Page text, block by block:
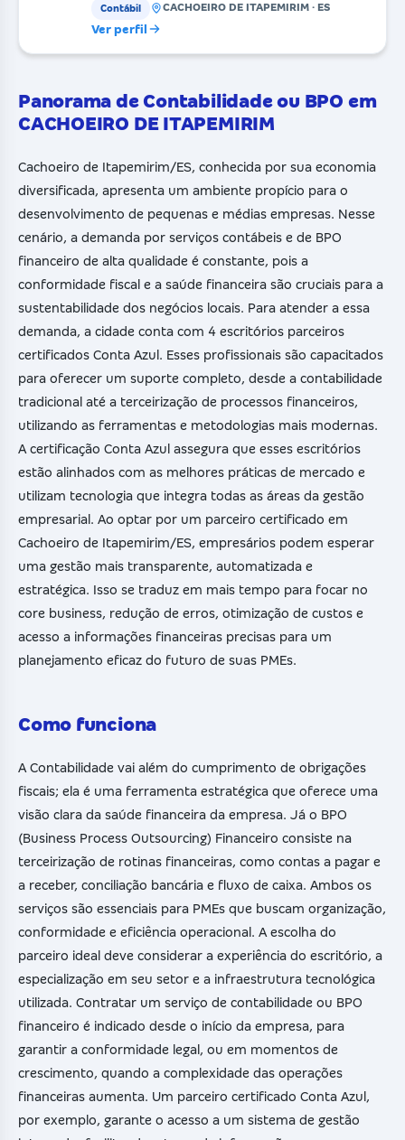
Contábil CACHOEIRO DE ITAPEMIRIM · ES
Ver perfil
Panorama de Contabilidade ou BPO em
CACHOEIRO DE ITAPEMIRIM
Cachoeiro de Itapemirim/ES, conhecida por sua economia
diversificada, apresenta um ambiente propício para o
desenvolvimento de pequenas e médias empresas. Nesse
cenário, a demanda por serviços contábeis e de BPO
financeiro de alta qualidade é constante, pois a
conformidade fiscal e a saúde financeira são cruciais para a
sustentabilidade dos negócios locais. Para atender a essa
demanda, a cidade conta com 4 escritórios parceiros
certificados Conta Azul. Esses profissionais são capacitados
para oferecer um suporte completo, desde a contabilidade
tradicional até a terceirização de processos financeiros,
utilizando as ferramentas e metodologias mais modernas.
A certificação Conta Azul assegura que esses escritórios
estão alinhados com as melhores práticas de mercado e
utilizam tecnologia que integra todas as áreas da gestão
empresarial. Ao optar por um parceiro certificado em
Cachoeiro de Itapemirim/ES, empresários podem esperar
uma gestão mais transparente, automatizada e
estratégica. Isso se traduz em mais tempo para focar no
core business, redução de erros, otimização de custos e
acesso a informações financeiras precisas para um
planejamento eficaz do futuro de suas PMEs.
Como funciona
A Contabilidade vai além do cumprimento de obrigações
fiscais; ela é uma ferramenta estratégica que oferece uma
visão clara da saúde financeira da empresa. Já o BPO
(Business Process Outsourcing) Financeiro consiste na
terceirização de rotinas financeiras, como contas a pagar e
a receber, conciliação bancária e fluxo de caixa. Ambos os
serviços são essenciais para PMEs que buscam organização,
conformidade e eficiência operacional. A escolha do
parceiro ideal deve considerar a experiência do escritório, a
especialização em seu setor e a infraestrutura tecnológica
utilizada. Contratar um serviço de contabilidade ou BPO
financeiro é indicado desde o início da empresa, para
garantir a conformidade legal, ou em momentos de
crescimento, quando a complexidade das operações
financeiras aumenta. Um parceiro certificado Conta Azul,
por exemplo, garante o acesso a um sistema de gestão